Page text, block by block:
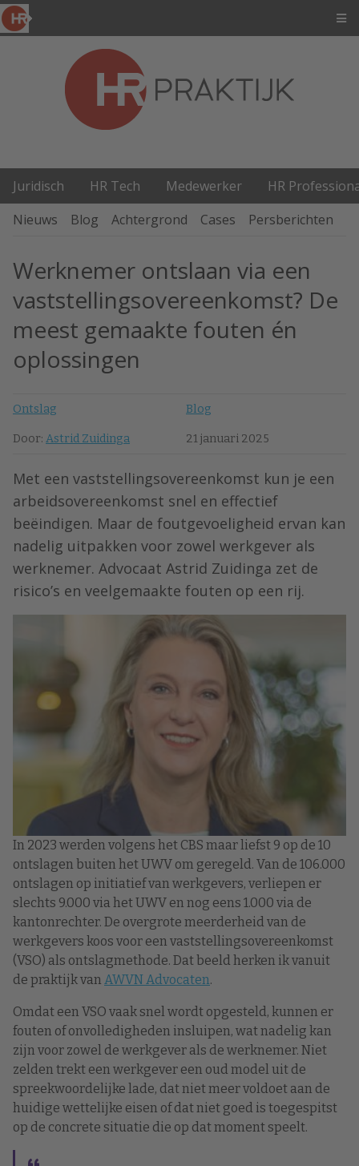
Juridisch HR Tech Medewerker
HR
Nieuws
Blog Achtergrond Cases Persberichten
Werknemer ontslaan via een
vaststellingsovereenkomst? De
meest gemaakte fouten én
oplossingen
Ontslag Blog
Door: Astrid Zuidinga 21 januari 2025
Met een vaststellingsovereenkomst kun je een
arbeidsovereenkomst snel en effectief
beëindigen. Maar de foutgevoeligheid ervan kan
nadelig uitpakken voor zowel werkgever als
werknemer. Advocaat Astrid Zuidinga zet de
risico’s en veelgemaakte fouten op een rij.
In 2023 werden volgens het CBS maar liefst 9 op de 10
ontslagen buiten het UWV om geregeld. Van de 106.000
ontslagen op initiatief van werkgevers, verliepen er
slechts 9.000 via het UWV en nog eens 1.000 via de
kantonrechter. De overgrote meerderheid van de
werkgevers koos voor een vaststellingsovereenkomst
(VSO) als ontslagmethode. Dat beeld herken ik vanuit
de praktijk van AWVN Advocaten.
Omdat een VSO vaak snel wordt opgesteld, kunnen er
fouten of onvolledigheden insluipen, wat nadelig kan
zijn voor zowel de werkgever als de werknemer. Niet
zelden trekt een werkgever een oud model uit de
spreekwoordelijke lade, dat niet meer voldoet aan de
huidige wettelijke eisen of dat niet goed is toegespitst
op de concrete situatie die op dat moment speelt.